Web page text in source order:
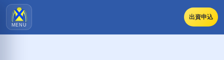
MENU
出資申込